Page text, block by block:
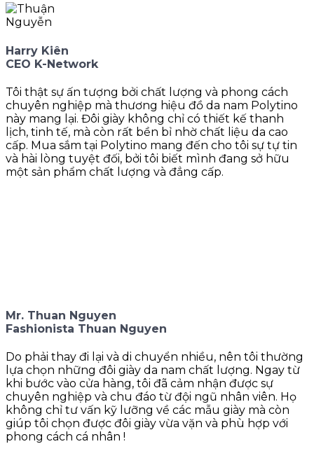
Harry Kiên
CEO K-Network
Tôi thật sự ấn tượng bởi chất lượng và phong cách
chuyên nghiệp mà thương hiệu đồ da nam Polytino
này mang lại. Đôi giày không chỉ có thiết kế thanh
lịch, tinh tế, mà còn rất bền bỉ nhờ chất liệu da cao
cấp. Mua sắm tại Polytino mang đến cho tôi sự tự tin
và hài lòng tuyệt đối, bởi tôi biết mình đang sở hữu
một sản phẩm chất lượng và đẳng cấp.
Mr. Thuan Nguyen
Fashionista Thuan Nguyen
Do phải thay đi lại và di chuyển nhiều, nên tôi thường
lựa chọn những đôi giày da nam chất lượng. Ngay từ
khi bước vào cửa hàng, tôi đã cảm nhận được sự
chuyên nghiệp và chu đáo từ đội ngũ nhân viên. Họ
không chỉ tư vấn kỹ lưỡng về các mẫu giày mà còn
giúp tôi chọn được đôi giày vừa vặn và phù hợp với
phong cách cá nhân !